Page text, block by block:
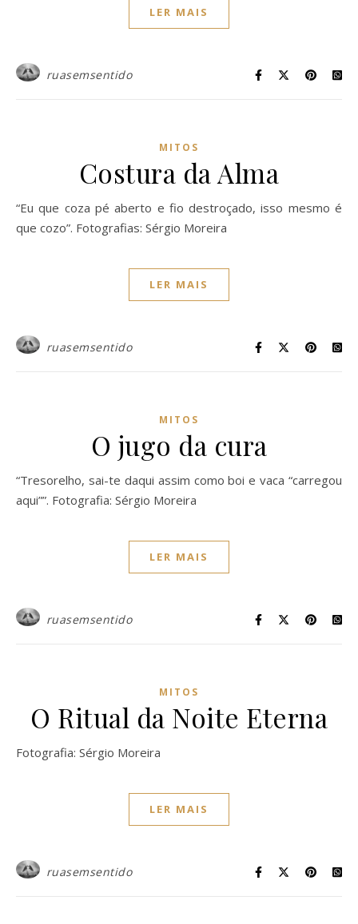
LER MAIS
ruasemsentido
MITOS
Costura da Alma
“Eu que coza pé aberto e fio destroçado, isso mesmo é
que cozo”. Fotografias: Sérgio Moreira
LER MAIS
ruasemsentido
MITOS
O jugo da cura
“Tresorelho, sai-te daqui assim como boi e vaca “carregou
aqui””. Fotografia: Sérgio Moreira
LER MAIS
ruasemsentido
MITOS
O Ritual da Noite Eterna
Fotografia: Sérgio Moreira
LER MAIS
ruasemsentido